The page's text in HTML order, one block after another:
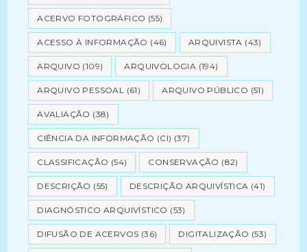
ACERVO FOTOGRÁFICO (55)
ACESSO À INFORMAÇÃO (46) ARQUIVISTA (43)
ARQUIVO (109) ARQUIVOLOGIA (194)
ARQUIVO PESSOAL (61) ARQUIVO PÚBLICO (51)
AVALIAÇÃO (38)
CIÊNCIA DA INFORMAÇÃO (CI) (37)
CLASSIFICAÇÃO (54) CONSERVAÇÃO (82)
DESCRIÇÃO (55) DESCRIÇÃO ARQUIVÍSTICA (41)
DIAGNÓSTICO ARQUIVÍSTICO (53)
DIFUSÃO DE ACERVOS (36) DIGITALIZAÇÃO (53)